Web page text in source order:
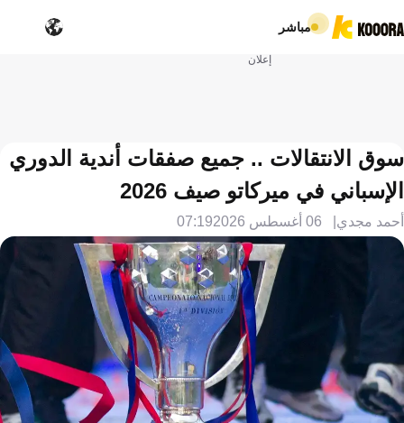
مباشر
إعلان
سوق الانتقالات .. جميع صفقات أندية الدوري
الإسباني في ميركاتو صيف 2026
أحمد مجدي 06 أغسطس 2026 07:19